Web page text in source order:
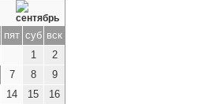
пят суб вск
1
2
7 8
9
14 15
16